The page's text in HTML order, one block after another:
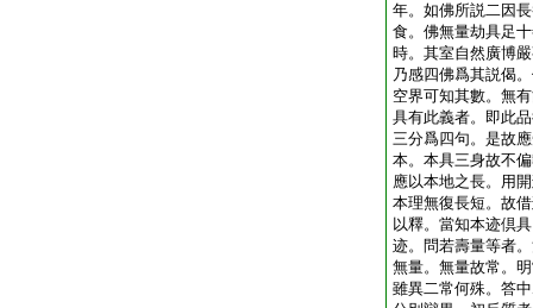
年。如佛所説二因
食。佛無量劫具足
時。其室自然廣博
乃感四佛爲其説偈
空界可知其數。無
具有此義者。即此
三分爲四句。是故
本。本具三身故不
應以本地之長。用
本理無復長短。故
以釋。當知本迹倶
迹。問若壽量等者
無量。無量故常。
雖異二常何殊。答